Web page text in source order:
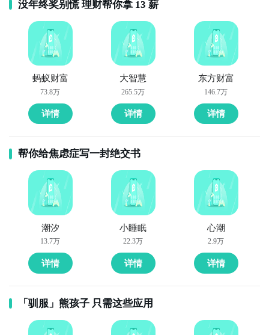
没年终奖别慌 理财帮你拿 13 薪
蚂蚁财富
73.8万
详情
大智慧
265.5万
详情
东方财富
146.7万
详情
帮你给焦虑症写一封绝交书
潮汐
13.7万
详情
小睡眠
22.3万
详情
心潮
2.9万
详情
「驯服」熊孩子 只需这些应用